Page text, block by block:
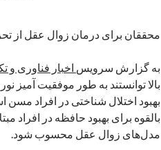
محققان برای درمان زوال عقل از
به گزارش سرویس اخبار فناوری و
بالا توانستند به طور موفقیت آمیز
بهبود اختلال شناختی در افراد مسن
بالقوه برای بهبود حافظه در افراد
مدل‌های زوال عقل محسوب شود.